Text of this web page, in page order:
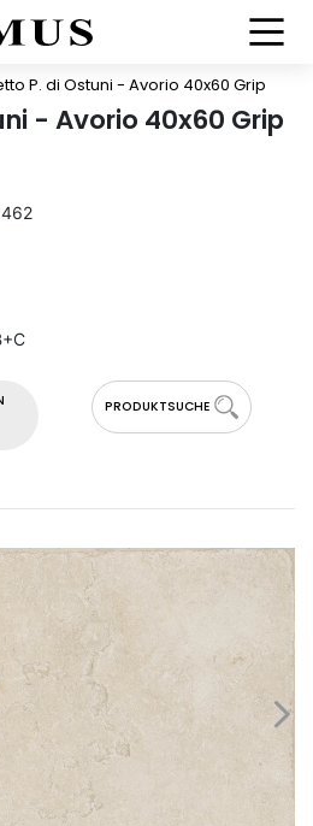
P. di Ostuni - Avorio 40x60 Grip
- Avorio 40x60 Grip
PRODUKTSUCHE